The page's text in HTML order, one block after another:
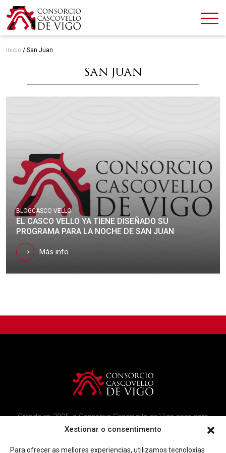
Xestionar o consentimento
Para ofrecer as mellores experiencias, utilizamos tecnoloxías
Inicio / San Juan
SAN JUAN
BLOGCASCO VELLO
EL CASCO VELLO YA TIENE DISEÑADO SU
PROGRAMA PARA LA NOCHE DE SAN JUAN
Más info
Creado en 2005, o Consorcio Cascovello de Vigo nace para
atender aos veciños do casco histórico, creando un ambicioso